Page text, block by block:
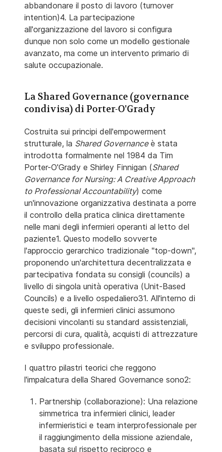
abbandonare il posto di lavoro (turnover
intention)4. La partecipazione
all'organizzazione del lavoro si configura
dunque non solo come un modello gestionale
avanzato, ma come un intervento primario di
salute occupazionale.
La Shared Governance (governance
condivisa) di Porter-O'Grady
Costruita sui principi dell'empowerment
strutturale, la Shared Governanceè stata
introdotta formalmente nel 1984 da Tim
Porter-O'Grady e Shirley Finnigan (Shared
Governance for Nursing: A Creative Approach
to Professional Accountability) come
un'innovazione organizzativa destinata a porre
il controllo della pratica clinica direttamente
nelle mani degli infermieri operanti al letto del
paziente1. Questo modello sovverte
l'approccio gerarchico tradizionale "top-down",
proponendo un'architettura decentralizzata e
partecipativa fondata su consigli (councils) a
livello di singola unità operativa (Unit-Based
Councils) e a livello ospedaliero31. All'interno di
queste sedi, gli infermieri clinici assumono
decisioni vincolanti su standard assistenziali,
percorsi di cura, qualità, acquisti di attrezzature
e sviluppo professionale.
I quattro pilastri teorici che reggono
l'impalcatura della Shared Governance sono2:
Partnership (collaborazione): Una relazione
simmetrica tra infermieri clinici, leader
infermieristici e team interprofessionale per
il raggiungimento della missione aziendale,
basata sul rispetto reciproco e